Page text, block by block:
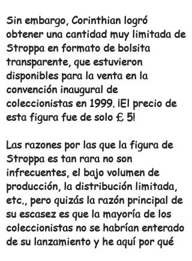
Sin embargo, Corinthian logró
obtener una cantidad muy limitada de
Stroppa en formato de bolsita
transparente, que estuvieron
disponibles para la venta en la
convención inaugural de
coleccionistas en 1999. ¡El precio de
esta figura fue de solo £ 5!
Las razones por las que la figura de
Stroppa es tan rara no son
infrecuentes, el bajo volumen de
producción, la distribución limitada,
etc., pero quizás la razón principal de
su escasez es que la mayoría de los
coleccionistas no se habrían enterado
de su lanzamiento y he aquí por qué